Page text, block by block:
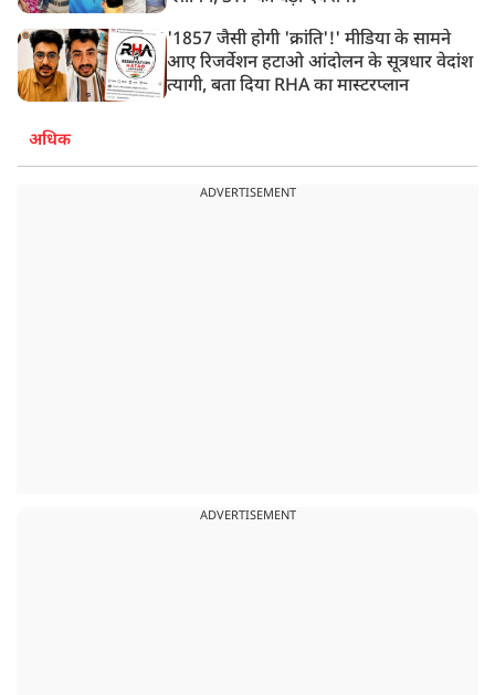
'1857 जैसी होगी 'क्रांति'!' मीडिया के सामने
आए रिजर्वेशन हटाओ आंदोलन के सूत्रधार वेदांश
त्यागी, बता दिया RHA का मास्टरप्लान
अधिक
ADVERTISEMENT
ADVERTISEMENT